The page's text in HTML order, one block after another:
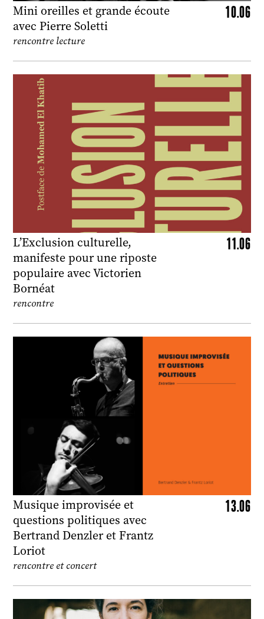
Mini oreilles et grande écoute
avec Pierre Soletti
10.06
rencontre lecture
L’Exclusion culturelle,
manifeste pour une riposte
populaire avec Victorien
Bornéat
11.06
rencontre
Musique improvisée et
questions politiques avec
Bertrand Denzler et Frantz
Loriot
13.06
rencontre et concert